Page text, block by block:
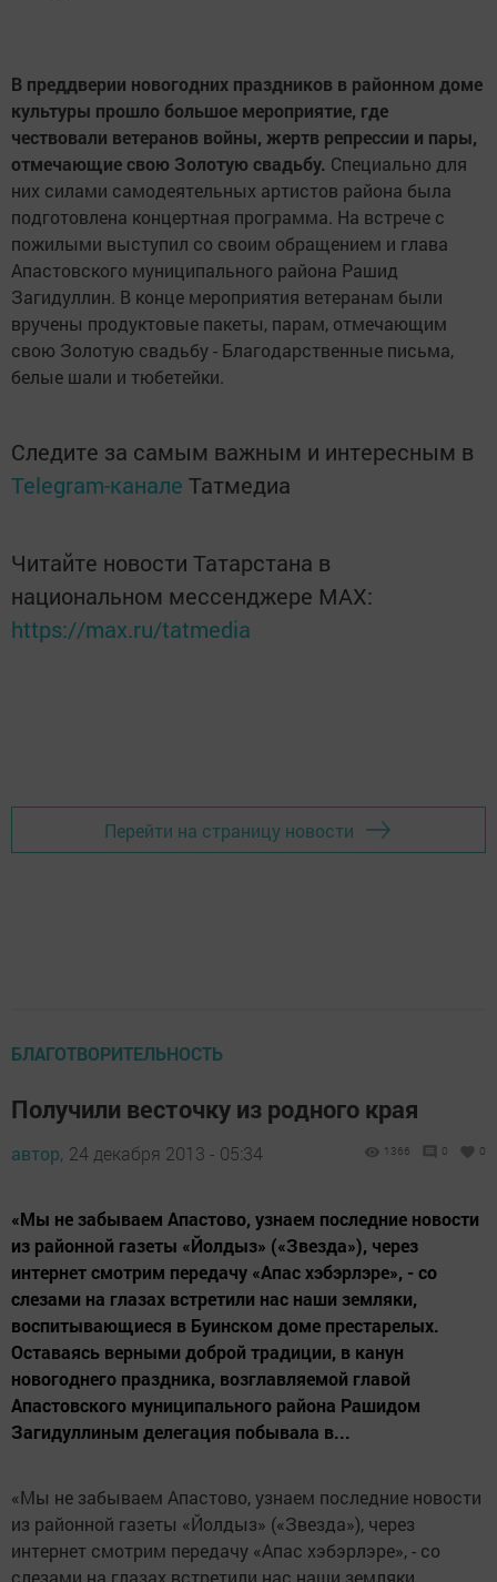
В преддверии новогодних праздников в районном доме
культуры прошло большое мероприятие, где
чествовали ветеранов войны, жертв репрессии и пары,
отмечающие свою Золотую свадьбу. Специально для
них силами самодеятельных артистов района была
подготовлена концертная программа. На встрече с
пожилыми выступил со своим обращением и глава
Апастовского муниципального района Рашид
Загидуллин. В конце мероприятия ветеранам были
вручены продуктовые пакеты, парам, отмечающим
свою Золотую свадьбу - Благодарственные письма,
белые шали и тюбетейки.
Следите за самым важным и интересным в
Telegram-канале Татмедиа
Читайте новости Татарстана в
национальном мессенджере MАХ:
https://max.ru/tatmedia
Перейти на страницу новости
БЛАГОТВОРИТЕЛЬНОСТЬ
Получили весточку из родного края
автор, 24 декабря 2013 - 05:34 1366 0 0
«Мы не забываем Апастово, узнаем последние новости
из районной газеты «Йолдыз» («Звезда»), через
интернет смотрим передачу «Апас хэбэрлэре», - со
слезами на глазах встретили нас наши земляки,
воспитывающиеся в Буинском доме престарелых.
Оставаясь верными доброй традиции, в канун
новогоднего праздника, возглавляемой главой
Апастовского муниципального района Рашидом
Загидуллиным делегация побывала в...
«Мы не забываем Апастово, узнаем последние новости
из районной газеты «Йолдыз» («Звезда»), через
интернет смотрим передачу «Апас хэбэрлэре», - со
слезами на глазах встретили нас наши земляки,